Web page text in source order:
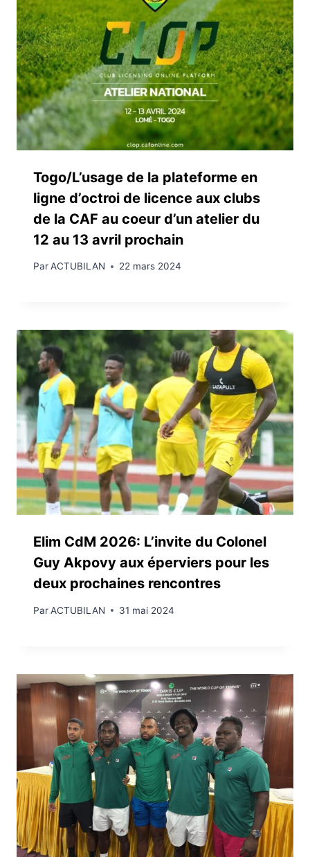
Togo/L’usage de la plateforme en
ligne d’octroi de licence aux clubs
de la CAF au coeur d’un atelier du
12 au 13 avril prochain
ParACTUBILAN 22 mars 2024
Elim CdM 2026: L’invite du Colonel
Guy Akpovy aux éperviers pour les
deux prochaines rencontres
ParACTUBILAN 31 mai 2024